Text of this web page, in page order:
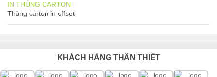
IN THÙNG CARTON
Thùng carton in offset
KHÁCH HÀNG THÂN THIẾT